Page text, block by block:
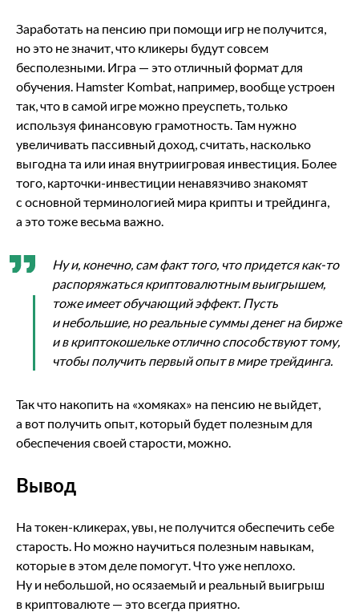
Заработать на пенсию при помощи игр не получится,
но это не значит, что кликеры будут совсем
бесполезными. Игра — это отличный формат для
обучения. Hamster Kombat, например, вообще устроен
так, что в самой игре можно преуспеть, только
используя финансовую грамотность. Там нужно
увеличивать пассивный доход, считать, насколько
выгодна та или иная внутриигровая инвестиция. Более
того, карточки-инвестиции ненавязчиво знакомят
с основной терминологией мира крипты и трейдинга,
а это тоже весьма важно.
Ну и, конечно, сам факт того, что придется как-то
распоряжаться криптовалютным выигрышем,
тоже имеет обучающий эффект. Пусть
и небольшие, но реальные суммы денег на бирже
и в криптокошельке отлично способствуют тому,
чтобы получить первый опыт в мире трейдинга.
Так что накопить на «хомяках» на пенсию не выйдет,
а вот получить опыт, который будет полезным для
обеспечения своей старости, можно.
Вывод
На токен-кликерах, увы, не получится обеспечить себе
старость. Но можно научиться полезным навыкам,
которые в этом деле помогут. Что уже неплохо.
Ну и небольшой, но осязаемый и реальный выигрыш
в криптовалюте — это всегда приятно.